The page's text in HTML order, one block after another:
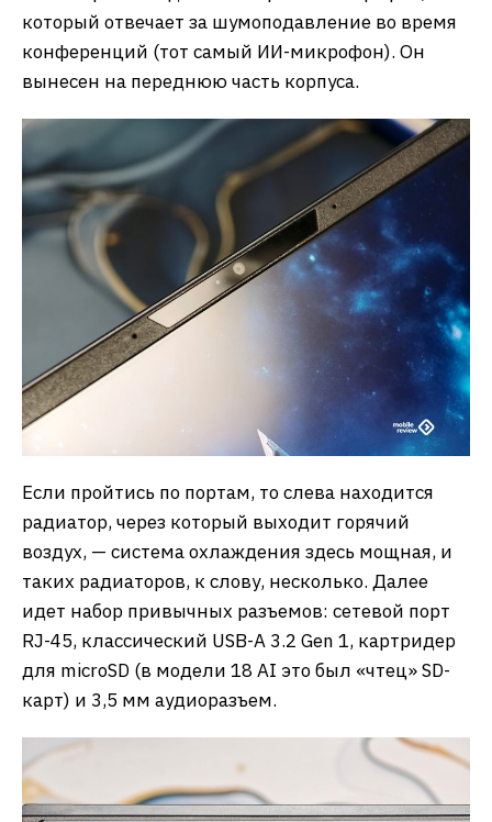
который отвечает за шумоподавление во время
конференций (тот самый ИИ-микрофон). Он
вынесен на переднюю часть корпуса.
Если пройтись по портам, то слева находится
радиатор, через который выходит горячий
воздух, — система охлаждения здесь мощная, и
таких радиаторов, к слову, несколько. Далее
идет набор привычных разъемов: сетевой порт
RJ-45, классический USB-A 3.2 Gen 1, картридер
для microSD (в модели 18 AI это был «чтец» SD-
карт) и 3,5 мм аудиоразъем.